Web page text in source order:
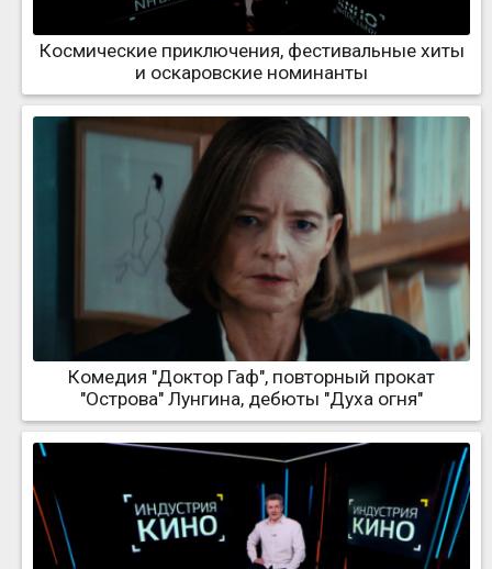
Космические приключения, фестивальные хиты
и оскаровские номинанты
Комедия "Доктор Гаф", повторный прокат
"Острова" Лунгина, дебюты "Духа огня"